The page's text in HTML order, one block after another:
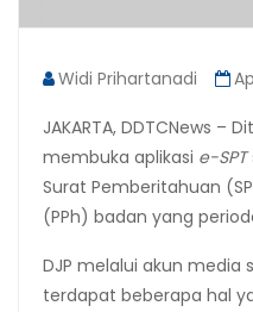
Widi Prihartanadi
JAKARTA, DDTCNews –
membuka aplikasi e-SPT
Surat Pemberitahuan
(PPh) badan yang
DJP melalui akun media
terdapat beberapa hal